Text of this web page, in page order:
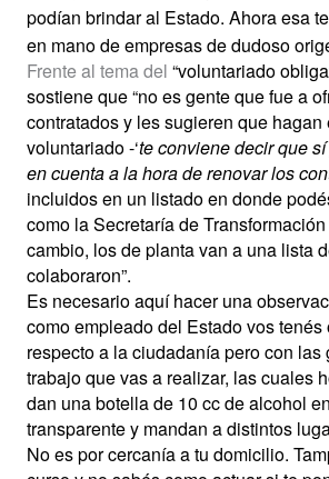
podían brindar al Estado. Ahora esa
en mano de empresas de dudoso
Frente al tema del “voluntariado
sostiene que “no es gente que fue a
contratados y les sugieren que hagan
voluntariado -‘te conviene decir que
en cuenta a la hora de renovar los
incluidos en un listado en donde
como la Secretaría de
cambio, los de planta van a una lista
colaboraron”.
Es necesario aquí hacer una
como empleado del Estado vos
respecto a la ciudadanía pero con las
trabajo que vas a realizar, las cuales
dan una botella de 10 cc de alcohol
transparente y mandan a distintos
No es por cercanía a tu domicilio.